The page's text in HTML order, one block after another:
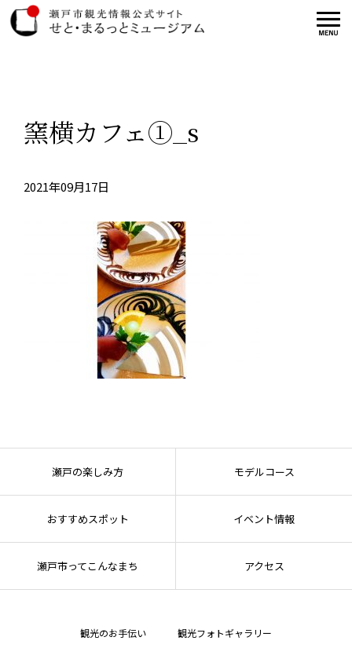
窯横カフェ①_s
2021年09月17日
瀬戸の楽しみ方 モデルコース
おすすめスポット イベント情報
瀬戸市ってこんなまち アクセス
観光のお手伝い
観光フォトギャラリー